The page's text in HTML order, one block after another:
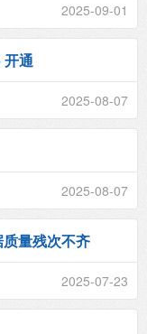
2025-09-01
开通
2025-08-07
2025-08-07
量残次不齐
2025-07-23